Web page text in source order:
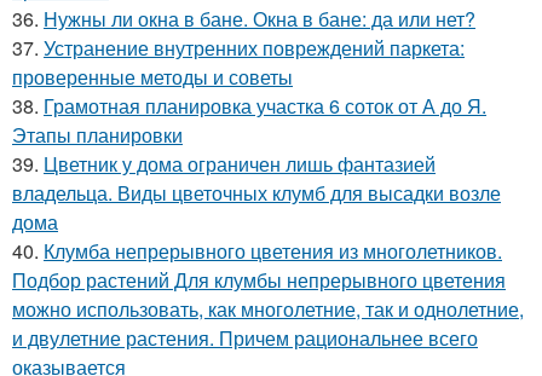
36. Нужны ли окна в бане. Окна в бане: да или нет?
37. Устранение внутренних повреждений паркета:
проверенные методы и советы
38. Грамотная планировка участка 6 соток от А до Я.
Этапы планировки
39. Цветник у дома ограничен лишь фантазией
владельца. Виды цветочных клумб для высадки возле
дома
40. Клумба непрерывного цветения из многолетников.
Подбор растений Для клумбы непрерывного цветения
можно использовать, как многолетние, так и однолетние,
и двулетние растения. Причем рациональнее всего
оказывается